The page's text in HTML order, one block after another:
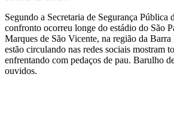
Segundo a Secretaria de Segurança Pública
confronto ocorreu longe do estádio do São
Marques de São Vicente, na região da
estão circulando nas redes sociais mostram
enfrentando com pedaços de pau. Barulho
ouvidos.